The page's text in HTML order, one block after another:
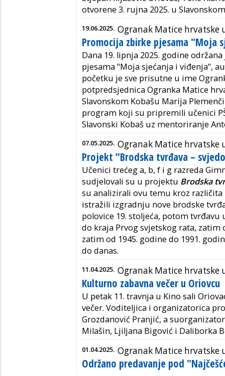
otvorene 3. rujna 2025. u
19.06.2025. Ogranak Matice hrvatske
Promocija zbirke pjesama "Moja
Dana 19. lipnja 2025. godine
pjesama "Moja sjećanja i viđenja",
početku je sve prisutne u ime
potpredsjednica Ogranka Matice
Slavonskom Kobašu Marija
program koji su pripremili učenici
Slavonski Kobaš uz mentoriranje
07.05.2025. Ogranak Matice hrvatske
Projekt ”Brodska tvrđava –
Učenici trećeg a, b, f i g razreda
sudjelovali su u projektu Brodska
su analizirali ovu temu kroz različita
istražili izgradnju nove brodske
polovice 19. stoljeća, potom
do kraja Prvog svjetskog rata, zatim
zatim od 1945. godine do 1991.
do danas.
11.04.2025. Ogranak Matice hrvatske
Kulturno zabavna večer u Oriovcu
U petak 11. travnja u Kino sali
večer. Voditeljica i organizatorica
Grozdanović Pranjić, a
Milašin, Ljiljana Bigović i Daliborka
01.04.2025. Ogranak Matice hrvatske
Održano predavanje pod